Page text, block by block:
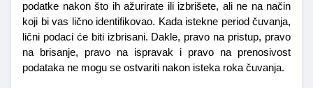
podatke nakon što ih ažurirate ili izbrišete, ali ne na način
koji bi vas lično identifikovao. Kada istekne period čuvanja,
lični podaci će biti izbrisani. Dakle, pravo na pristup, pravo
na brisanje, pravo na ispravak i pravo na prenosivost
podataka ne mogu se ostvariti nakon isteka roka čuvanja.